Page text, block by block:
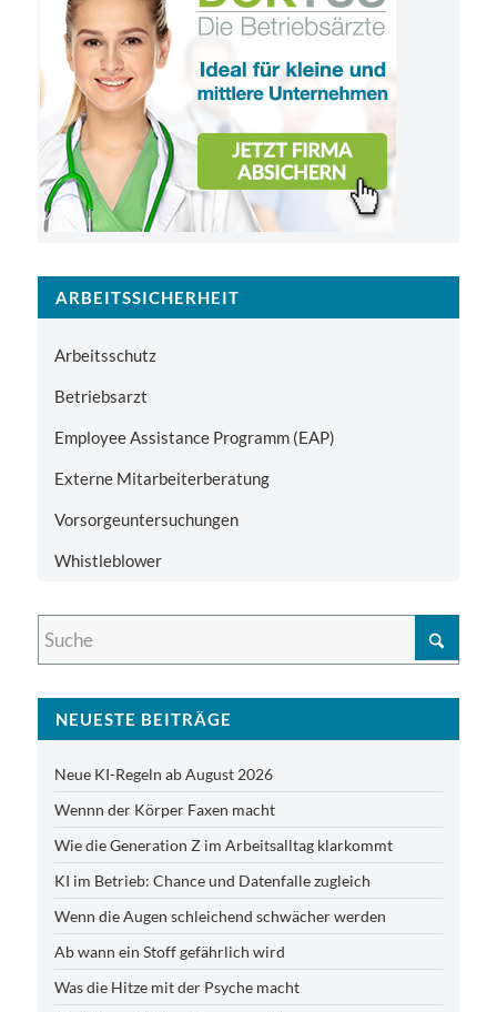
ARBEITSSICHERHEIT
Arbeitsschutz
Betriebsarzt
Employee Assistance Programm (EAP)
Externe Mitarbeiterberatung
Vorsorgeuntersuchungen
Whistleblower
NEUESTE BEITRÄGE
Neue KI-Regeln ab August 2026
Wennn der Körper Faxen macht
Wie die Generation Z im Arbeitsalltag klarkommt
KI im Betrieb: Chance und Datenfalle zugleich
Wenn die Augen schleichend schwächer werden
Ab wann ein Stoff gefährlich wird
Was die Hitze mit der Psyche macht